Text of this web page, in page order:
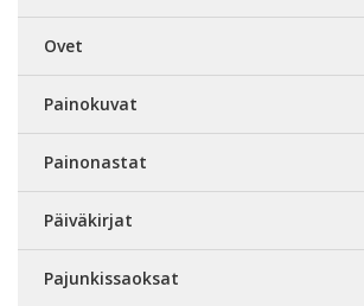
Ovet
Painokuvat
Painonastat
Päiväkirjat
Pajunkissaoksat